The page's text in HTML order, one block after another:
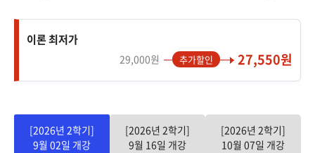
이론 최저가
29,000원 추가할인 27,550원
[2026년 2학기]
9월 02일 개강
[2026년 2학기]
9월 16일 개강
[2026년 2학기]
10월 07일 개강